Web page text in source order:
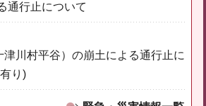
通行止について
津川村平谷）の崩土による通行止に
り)